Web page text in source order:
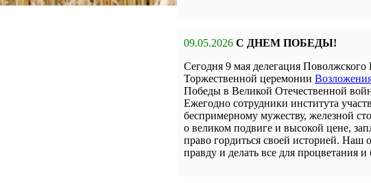
09.05.2026 С ДНЕМ ПОБЕДЫ!
Сегодня 9 мая делегация
Торжественной церемонии
Победы в Великой Отечественной
Ежегодно сотрудники института
беспримерному мужеству, железной
о великом подвиге и высокой цене,
право гордиться своей историей.
правду и делать все для процветания